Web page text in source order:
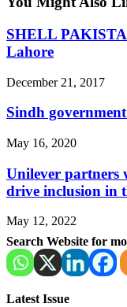
SHELL
Lahore
December 21, 2017
Sindh
May 16, 2020
Unilever partners
drive inclusion in
May 12, 2022
Search Website for
Latest Issue